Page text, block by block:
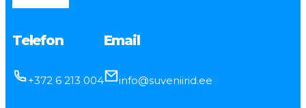
Telefon
+372 6 213 004
Email
info@suveniirid.ee